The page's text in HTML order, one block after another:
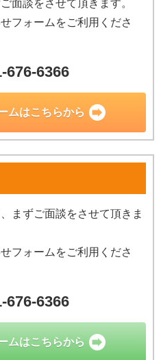
面談をさせて頂きます。
フォームをご利用くださ
676-6366
ムはこちらから
まずご面談をさせて頂きま
フォームをご利用くださ
676-6366
ムはこちらから